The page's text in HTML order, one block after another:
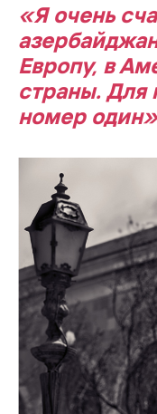
«Я очень
Европу, в
страны. Для
номер один»